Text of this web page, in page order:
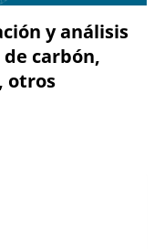
y análisis
carbón,
otros